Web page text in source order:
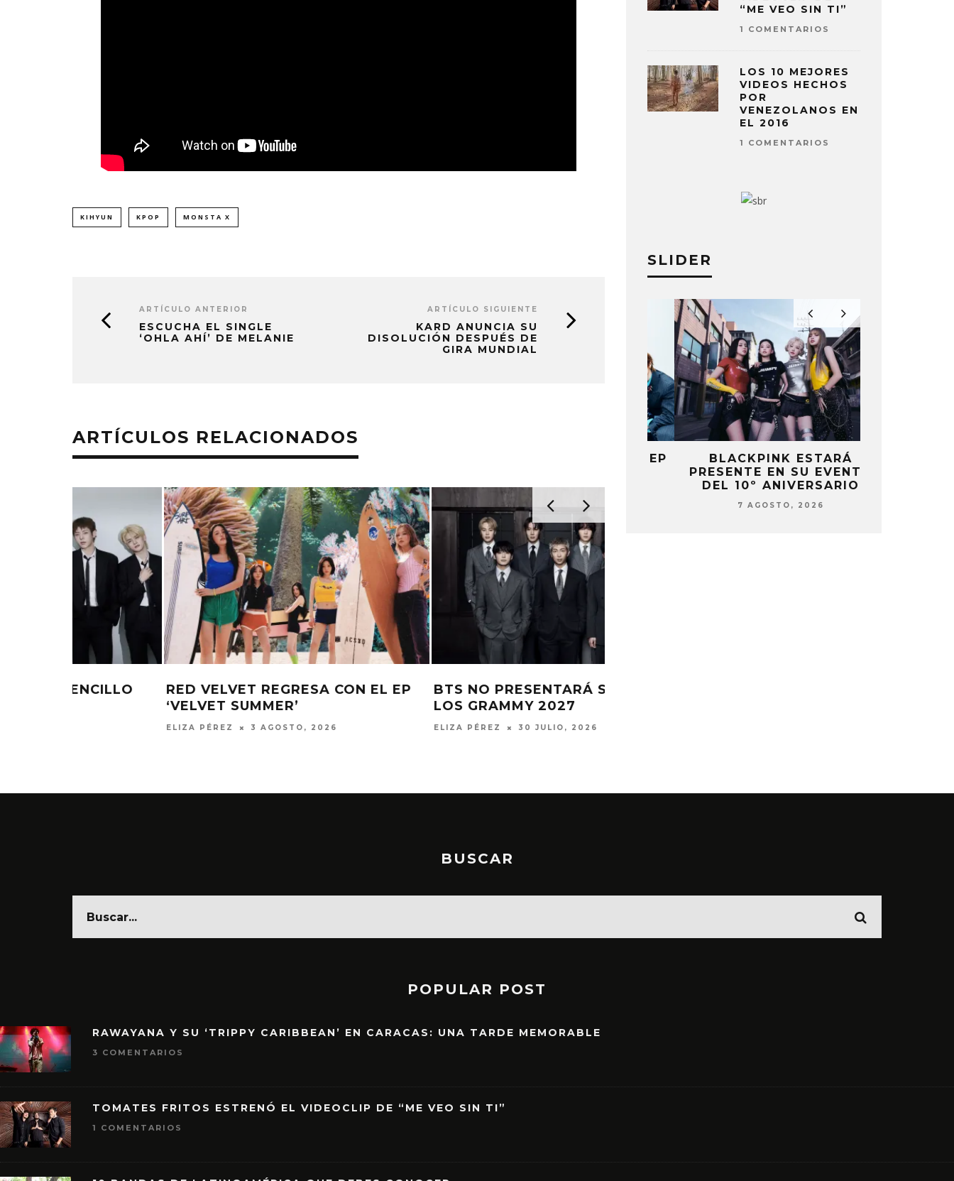
KIHYUN KPOP MONSTA X
ARTÍCULO ANTERIOR
ESCUCHA EL SINGLE
‘OHLA AHÍ’ DE MELANIE
ARTÍCULO SIGUIENTE
KARD ANUNCIA SU
DISOLUCIÓN DESPUÉS DE
GIRA MUNDIAL
ARTÍCULOS RELACIONADOS
RED VELVET REGRESA CON EL EP
‘VELVET SUMMER’
3 AGOSTO, 2026
BTS NO PRESENTARÁ SU DISCO EN
LOS GRAMMY 2027
30 JULIO, 2026
“ME VEO SIN TI”
1 COMENTARIOS
LOS 10 MEJORES
VIDEOS HECHOS
POR
VENEZOLANOS EN
EL 2016
1 COMENTARIOS
SLIDER
MONET IN BLUE EXPLORA LA
CON ‘ALONSO’
JOAQUINA COMPARTE
7 AGOSTO, 2026 7 AGOSTO, 2026
BLACKPINK ESTARÁ
PRESENTE EN SU EVENTO
DEL 10º ANIVERSARIO
7 AGOSTO, 2026
BUSCAR
POPULAR POST
RAWAYANA Y SU ‘TRIPPY CARIBBEAN’ EN CARACAS: UNA TARDE MEMORABLE
3 COMENTARIOS
TOMATES FRITOS ESTRENÓ EL VIDEOCLIP DE “ME VEO SIN TI”
1 COMENTARIOS